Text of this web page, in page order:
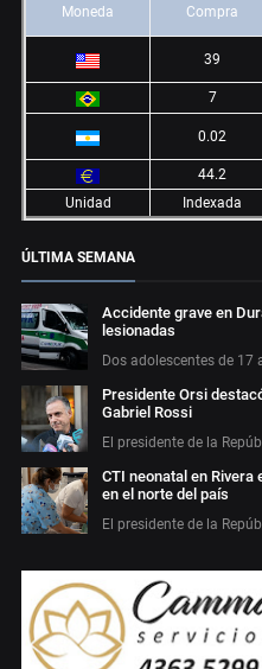
Moneda Compra
39
7
0.02
44.2
Unidad
Indexada
ÚLTIMA SEMANA
Accidente grave en
lesionadas
Dos adolescentes de 17
Presidente Orsi
Gabriel Rossi
El presidente de la
CTI neonatal en
en el norte del país
El presidente de la